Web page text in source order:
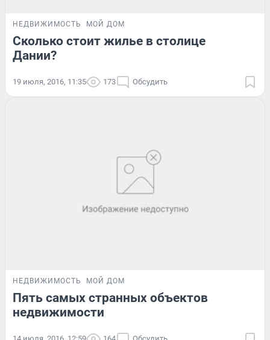
НЕДВИЖИМОСТЬ МОЙ ДОМ
Сколько стоит жилье в столице
Дании?
19 июля, 2016, 11:35 173 Обсудить
НЕДВИЖИМОСТЬ МОЙ ДОМ
Пять самых странных объектов
недвижимости